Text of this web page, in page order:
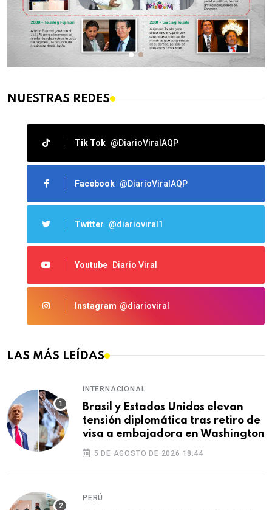
NUESTRAS REDES
Tik Tok @DiarioViralAQP
Facebook @DiarioViralAQP
Twitter @diarioviral1
Youtube Diario Viral
Instagram @diarioviral
LAS MÁS LEÍDAS
INTERNACIONAL
Brasil y Estados Unidos elevan
tensión diplomática tras retiro de
visa a embajadora en Washington
5 DE AGOSTO DE 2026 18:44
PERÚ